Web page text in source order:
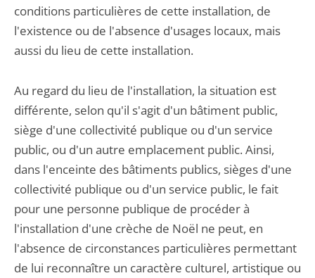
conditions particulières de cette installation, de
l'existence ou de l'absence d'usages locaux, mais
aussi du lieu de cette installation.
Au regard du lieu de l'installation, la situation est
différente, selon qu'il s'agit d'un bâtiment public,
siège d'une collectivité publique ou d'un service
public, ou d'un autre emplacement public. Ainsi,
dans l'enceinte des bâtiments publics, sièges d'une
collectivité publique ou d'un service public, le fait
pour une personne publique de procéder à
l'installation d'une crèche de Noël ne peut, en
l'absence de circonstances particulières permettant
de lui reconnaître un caractère culturel, artistique ou